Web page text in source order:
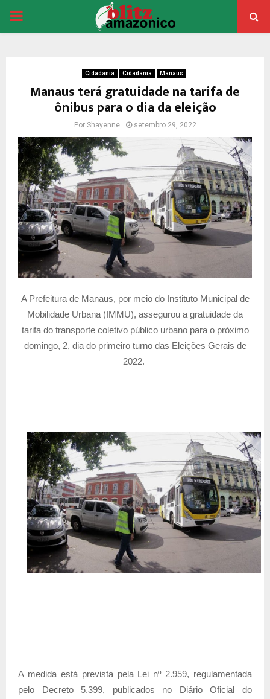
PRIMARY
Cidadania Cidadania Manaus
Manaus terá gratuidade na tarifa de
ônibus para o dia da eleição
Por Shayenne setembro 29, 2022
A Prefeitura de Manaus, por meio do Instituto Municipal de
Mobilidade Urbana (IMMU), assegurou a gratuidade da
tarifa do transporte coletivo público urbano para o próximo
domingo, 2, dia do primeiro turno das Eleições Gerais de
2022.
A medida está prevista pela Lei nº 2.959, regulamentada
pelo Decreto 5.399, publicados no Diário Oficial do